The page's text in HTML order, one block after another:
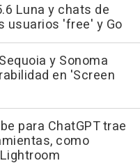
Luna y chats de
usuarios 'free' y Go
y Sonoma
en 'Screen
para ChatGPT trae
como